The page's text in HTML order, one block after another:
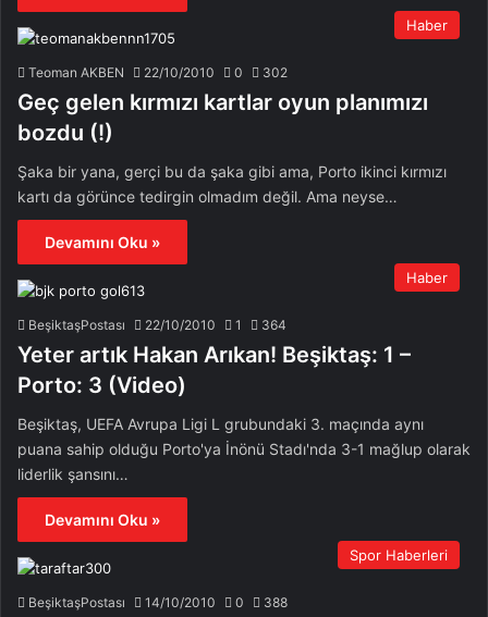
Haber
Teoman AKBEN 22/10/2010 0 302
Geç gelen kırmızı kartlar oyun planımızı
bozdu (!)
Şaka bir yana, gerçi bu da şaka gibi ama, Porto ikinci kırmızı
kartı da görünce tedirgin olmadım değil. Ama neyse…
Devamını Oku »
Haber
BeşiktaşPostası 22/10/2010 1 364
Yeter artık Hakan Arıkan! Beşiktaş: 1 –
Porto: 3 (Video)
Beşiktaş, UEFA Avrupa Ligi L grubundaki 3. maçında aynı
puana sahip olduğu Porto'ya İnönü Stadı'nda 3-1 mağlup olarak
liderlik şansını…
Devamını Oku »
Spor Haberleri
BeşiktaşPostası 14/10/2010 0 388